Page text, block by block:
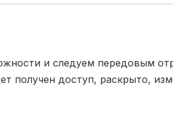
и следуем передовым
получен доступ, раскрыто,